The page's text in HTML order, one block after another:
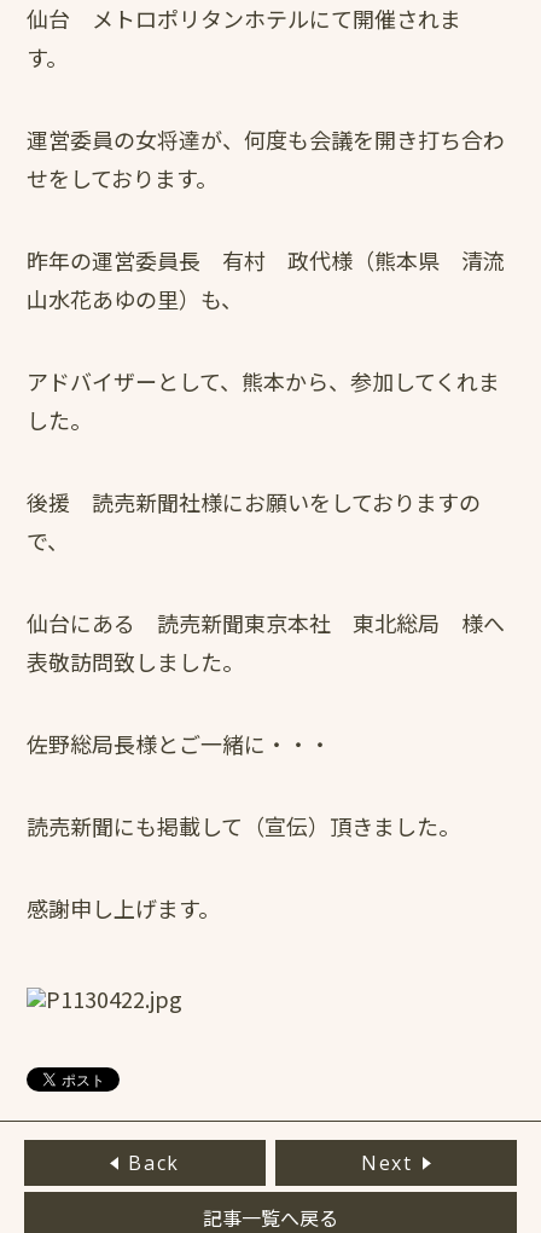
仙台 メトロポリタンホテルにて開催されま
す。
運営委員の女将達が、何度も会議を開き打ち合わ
せをしております。
昨年の運営委員長 有村 政代様（熊本県 清流
山水花あゆの里）も、
アドバイザーとして、熊本から、参加してくれま
した。
後援 読売新聞社様にお願いをしておりますの
で、
仙台にある 読売新聞東京本社 東北総局 様へ
表敬訪問致しました。
佐野総局長様とご一緒に・・・
読売新聞にも掲載して（宣伝）頂きました。
感謝申し上げます。
Back Next
記事一覧へ戻る